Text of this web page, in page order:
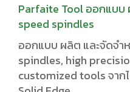
Parfaite Tool ออกแบบ
speed spindles
ออกแบบ ผลิต และจัดจำ
spindles, high
customized tools จาก